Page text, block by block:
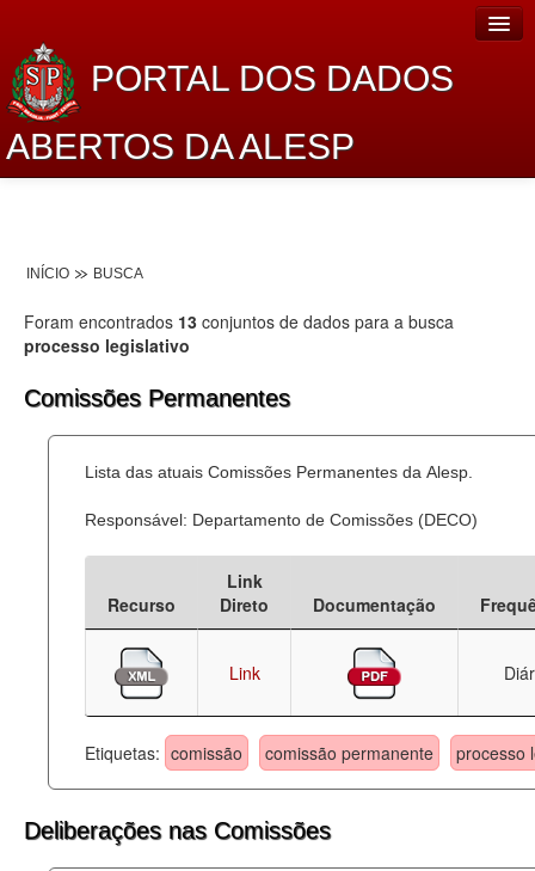
PORTAL DOS DADOS
ABERTOS DA ALESP
Lei de Acesso à Informação
Dados Governamentais Abertos
Planejamento
Catálogo de dados
Processo Legislativo
Administração
Legislação
Agenda
Perguntas frequentes
INÍCIO BUSCA
Foram encontrados 13 conjuntos de dados para a busca
processo legislativo
Comissões Permanentes
Lista das atuais Comissões Permanentes da Alesp.
Responsável: Departamento de Comissões (DECO)
Recurso
Link
Direto
Documentação
Link
Etiquetas: comissão comissão permanente processo
Deliberações nas Comissões